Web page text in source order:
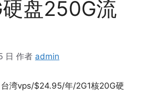
盘250G流
日 作者 admin
湾vps/$24.95/年/2G1核20G硬